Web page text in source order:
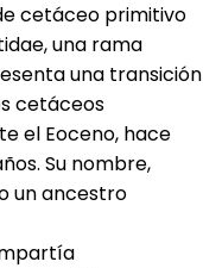
cetáceo primitivo
una rama
una transición
cetáceos
el Eoceno, hace
Su nombre,
un ancestro